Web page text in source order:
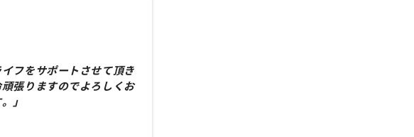
フをサポートさせて頂き
張りますのでよろしくお
」